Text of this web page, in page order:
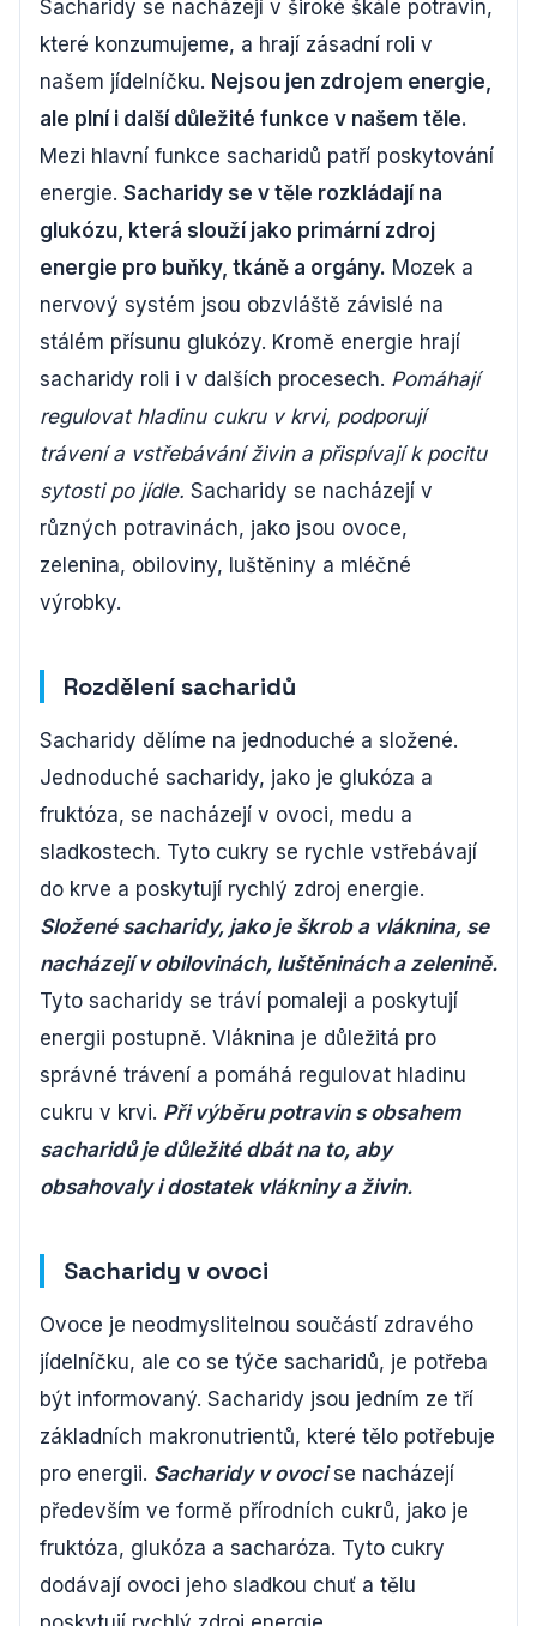
Sacharidy se nacházejí v široké škále potravin,
které konzumujeme, a hrají zásadní roli v
našem jídelníčku. Nejsou jen zdrojem energie,
ale plní i další důležité funkce v našem těle.
Mezi hlavní funkce sacharidů patří poskytování
energie. Sacharidy se v těle rozkládají na
glukózu, která slouží jako primární zdroj
energie pro buňky, tkáně a orgány. Mozek a
nervový systém jsou obzvláště závislé na
stálém přísunu glukózy. Kromě energie hrají
sacharidy roli i v dalších procesech. Pomáhají
regulovat hladinu cukru v krvi, podporují
trávení a vstřebávání živin a přispívají k pocitu
sytosti po jídle. Sacharidy se nacházejí v
různých potravinách, jako jsou ovoce,
zelenina, obiloviny, luštěniny a mléčné
výrobky.
Rozdělení sacharidů
Sacharidy dělíme na jednoduché a složené.
Jednoduché sacharidy, jako je glukóza a
fruktóza, se nacházejí v ovoci, medu a
sladkostech. Tyto cukry se rychle vstřebávají
do krve a poskytují rychlý zdroj energie.
Složené sacharidy, jako je škrob a vláknina, se
nacházejí v obilovinách, luštěninách a zelenině.
Tyto sacharidy se tráví pomaleji a poskytují
energii postupně. Vláknina je důležitá pro
správné trávení a pomáhá regulovat hladinu
cukru v krvi. Při výběru potravin s obsahem
sacharidů je důležité dbát na to, aby
obsahovaly i dostatek vlákniny a živin.
Sacharidy v ovoci
Ovoce je neodmyslitelnou součástí zdravého
jídelníčku, ale co se týče sacharidů, je potřeba
být informovaný. Sacharidy jsou jedním ze tří
základních makronutrientů, které tělo potřebuje
pro energii. Sacharidy v ovocise nacházejí
především ve formě přírodních cukrů, jako je
fruktóza, glukóza a sacharóza. Tyto cukry
dodávají ovoci jeho sladkou chuť a tělu